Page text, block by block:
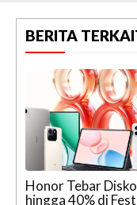
BERITA
Honor Tebar
hingga 40% di